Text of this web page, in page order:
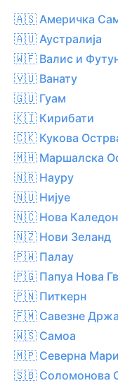
🇦🇸 Америчка
🇦🇺 Аустралија
🇼🇫 Валис и
🇻🇺 Ванату
🇬🇺 Гуам
🇰🇮 Кирибати
🇨🇰 Кукова
🇲🇭 Маршалска
🇳🇷 Науру
🇳🇺 Нијуе
🇳🇨 Нова
🇳🇿 Нови Зеланд
🇵🇼 Палау
🇵🇬 Папуа Нова
🇵🇳 Питкерн
🇫🇲 Савезне
🇼🇸 Самоа
🇲🇵 Северна
🇸🇧 Соломонова